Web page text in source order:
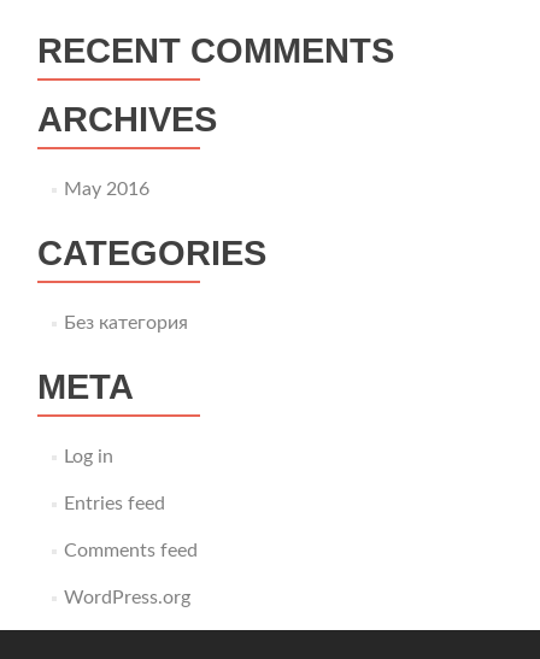
RECENT COMMENTS
ARCHIVES
May 2016
CATEGORIES
Без категория
META
Log in
Entries feed
Comments feed
WordPress.org